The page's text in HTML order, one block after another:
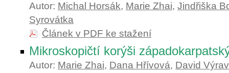
Autor: Michal Horsák, Marie Zhai, Jindřiška
Syrovátka
Článek v PDF ke stažení
Mikroskopičtí korýši
Autor: Marie Zhai, Dana Hřívová, David